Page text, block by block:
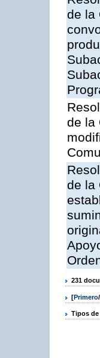
de la
de la
de la
231
[Primero/
Tipos